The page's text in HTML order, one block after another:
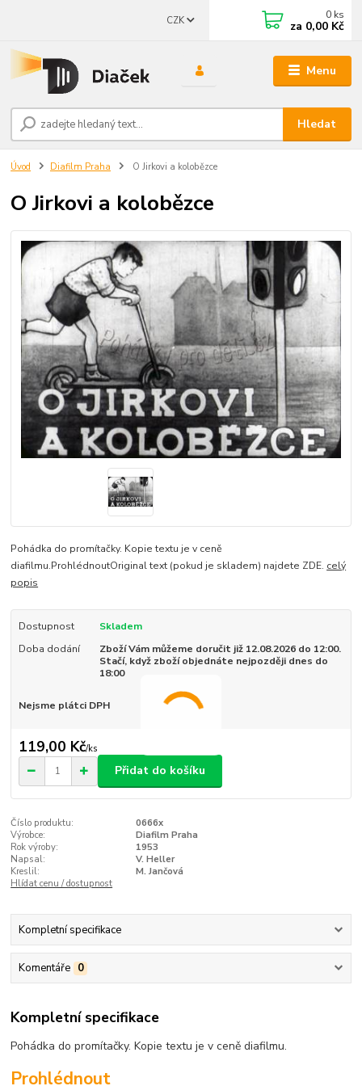
Menu
CZK
Hledat
0 ks
za 0,00 Kč
Úvod Diafilm Praha O Jirkovi a kolobězce
O Jirkovi a kolobězce
Pohádka do promítačky. Kopie textu je v ceně
diafilmu.ProhlédnoutOriginal text (pokud je skladem) najdete ZDE. celý
popis
Dostupnost
Skladem
Doba dodání
Zboží Vám můžeme doručit již 12.08.2026 do 12:00.
Stačí, když zboží objednáte nejpozději dnes do
18:00
Nejsme plátci DPH
119,00 Kč/ks
Přidat do košíku
Číslo produktu:
0666x
Výrobce:
Diafilm Praha
Rok výroby:
1953
Napsal:
V. Heller
Kreslil:
M. Jančová
Hlídat cenu / dostupnost
Kompletní specifikace
Komentáře 0
Kompletní specifikace
Pohádka do promítačky. Kopie textu je v ceně diafilmu.
Prohlédnout